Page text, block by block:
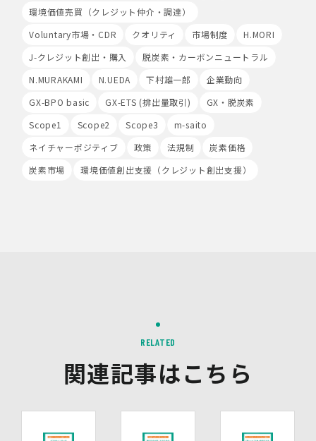
当社は、サービス向上のためにGoogle LLC（以下
Analyticsを利用することがあります。Google
るCookieをもとにして、Google社が利用者様によるサ
イト訪問履歴を収集、記録、分析します。当社は、
状況等を把握します。Google Analyticsにより収集、記
録、分析された利用者様の情報には、特定の個人を識別す
る情報は一切含まれません。また、それらの情報は、
Google社により同社のプライバシーポリシーに基づいて
あります。第三者配信事業者が、これらの情報を広告配信
10.保有個人データの開示等
の提供の停止及び第三者提供記録の開示（以下「開示等」
環境価値売買（クレジット仲介・調達）
Voluntary市場・CDR
クオリティ 市場制度
H.MORI
J-クレジット創出・購入
脱炭素・カーボンニュートラル
N.MURAKAMI
N.UEDA 下村雄一郎
企業動向
GX-BPO basic
GX-ETS (排出量取引)
GX・脱炭素
Scope1
Scope2 Scope3
m-saito
ネイチャーポジティブ
政策 法規制
炭素価格
炭素市場
環境価値創出支援（クレジット創出支援）
RELATED
関連記事はこちら